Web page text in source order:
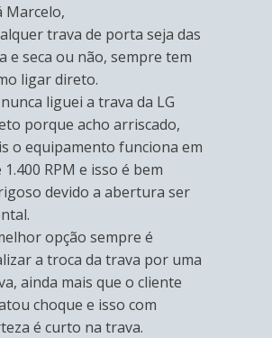
Marcelo,
trava de porta seja das
e seca ou não, sempre tem
ligar direto.
liguei a trava da LG
porque acho arriscado,
o equipamento funciona em
1.400 RPM e isso é bem
devido a abertura ser
opção sempre é
a troca da trava por uma
ainda mais que o cliente
choque e isso com
é curto na trava.